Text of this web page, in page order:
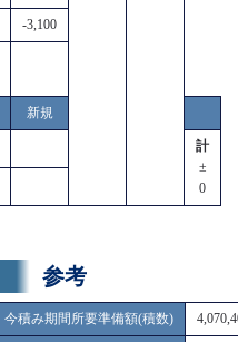
-3,100
新規
計
±
0
参考
今積み期間所要準備額(積数)